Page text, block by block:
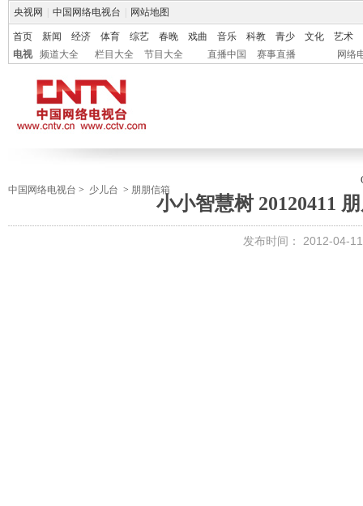
央视网 中国网络电视台 网站地图
首页 新闻 经济 体育 综艺 春晚 戏曲 音乐 科教 青少 文化
艺术
电视
频道大全 栏目大全 节目大全 直播中国 赛事直播 网络
中国网络电视台 > 少儿台 > 朋朋信箱
小小智慧树 20120411
发布时间： 2012-04-